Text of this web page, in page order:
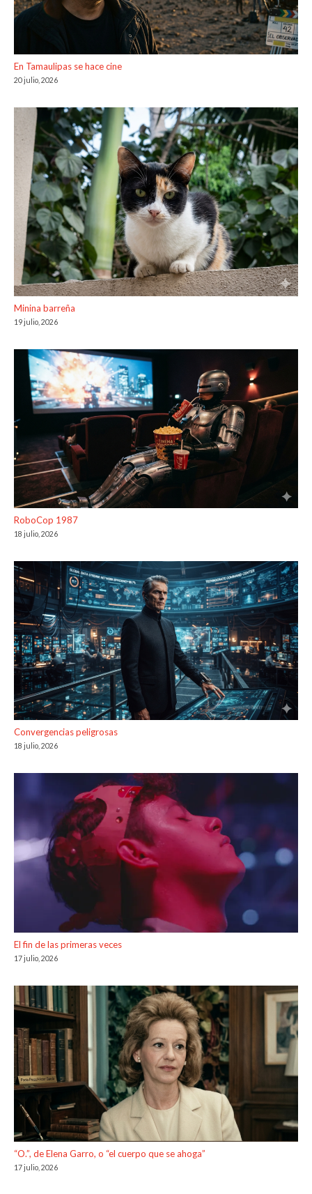
En Tamaulipas se hace cine
20 julio, 2026
Minina barreña
19 julio, 2026
RoboCop 1987
18 julio, 2026
Convergencias peligrosas
18 julio, 2026
El fin de las primeras veces
17 julio, 2026
“O.”, de Elena Garro, o “el cuerpo que se ahoga”
17 julio, 2026